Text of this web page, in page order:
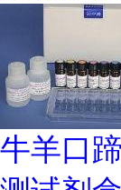
牛羊口